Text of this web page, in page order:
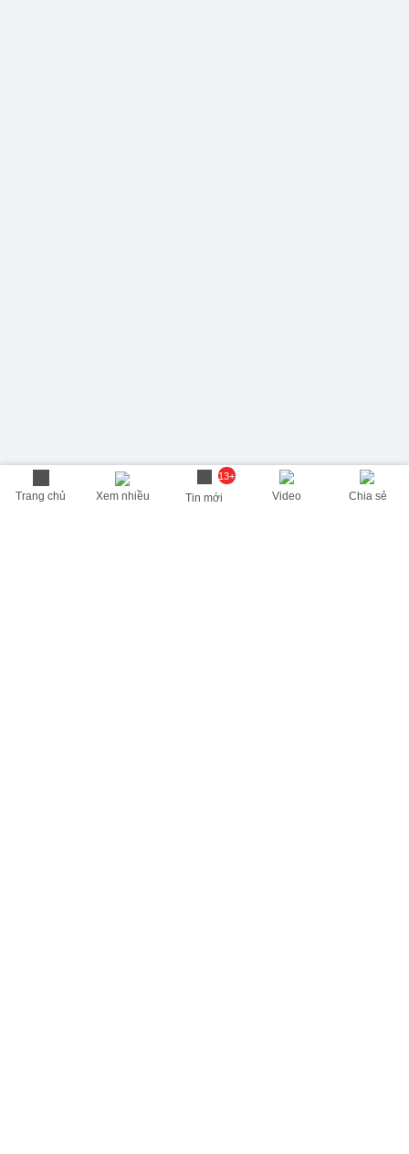
Trang chủ Xem nhiều
13+
Tin mới Video Chia sẻ